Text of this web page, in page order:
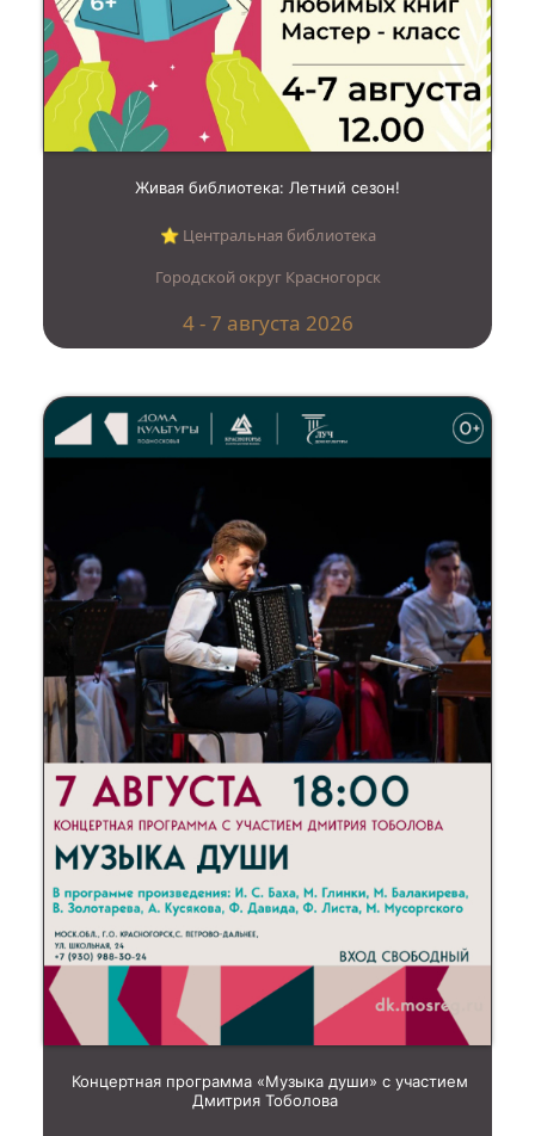
Живая библиотека: Летний сезон!
⭐︎ Центральная библиотека
Городской округ Красногорск
4 - 7 августа 2026
Концертная программа «Музыка души» с участием
Дмитрия Тоболова